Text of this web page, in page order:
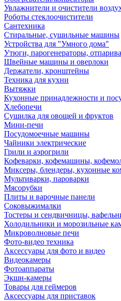
Увлажнители и очистители
Роботы стеклоочистители
Сантехника
Стиральные, сушильные машины
Устройства для "Умного дома"
Утюги, парогенераторы,
Швейные машины и оверлоки
Держатели, кронштейны
Техника для кухни
Вытяжки
Кухонные принадлежности и
Хлебопечи
Сушилка для овощей и фруктов
Мини-печи
Посудомоечные машины
Чайники электрические
Грили и аэрогрили
Кофеварки, кофемашины,
Миксеры, блендеры, кухонные
Мультиварки, пароварки
Мясорубки
Плиты и варочные панели
Соковыжималки
Тостеры и сендвичницы,
Холодильники и морозильные
Микроволновые печи
Фото-видео техника
Аксессуары для фото и видео
Видеокамеры
Фотоаппараты
Экшн-камеры
Товары для геймеров
Аксессуары для приставок